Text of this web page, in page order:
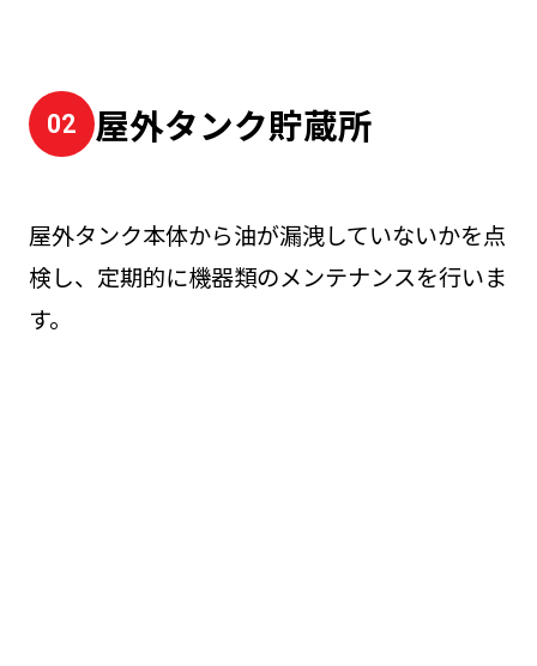
屋外タンク貯蔵所
屋外タンク本体から油が漏洩していないかを点
検し、定期的に機器類のメンテナンスを行いま
す。